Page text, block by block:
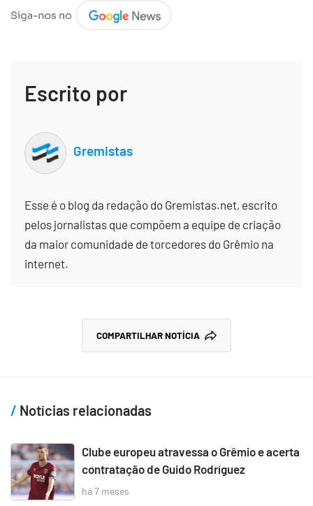
Escrito por
Gremistas
Esse é o blog da redação do Gremistas.net, escrito
pelos jornalistas que compõem a equipe de criação
da maior comunidade de torcedores do Grêmio na
internet.
COMPARTILHAR NOTÍCIA
Notícias relacionadas
Clube europeu atravessa o Grêmio e acerta
contratação de Guido Rodríguez
há 7 meses